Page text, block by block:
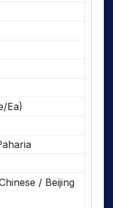
Ea)
/ Beijing